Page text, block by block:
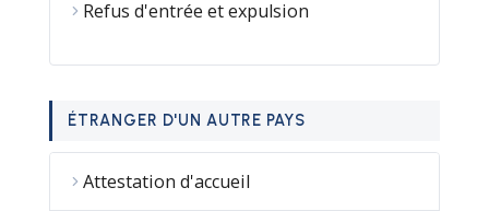
Refus d'entrée et expulsion
ÉTRANGER D'UN AUTRE PAYS
Attestation d'accueil